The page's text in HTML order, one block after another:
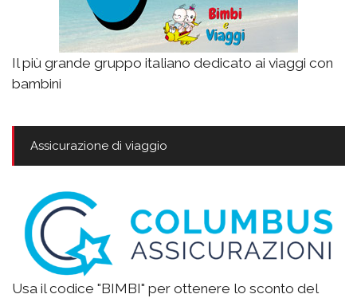
Il più grande gruppo italiano dedicato ai viaggi con
bambini
Assicurazione di viaggio
Usa il codice "BIMBI" per ottenere lo sconto del